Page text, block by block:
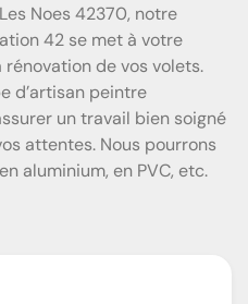
Noes 42370, notre
42 se met à votre
rénovation de vos volets.
d’artisan peintre
un travail bien soigné
attentes. Nous pourrons
aluminium, en PVC, etc.